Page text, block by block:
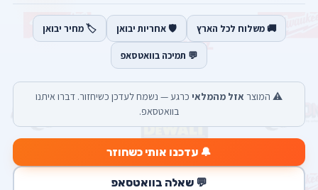
🚚 משלוח לכל הארץ 🛡️ אחריות יבואן 🏷️ מחיר יבואן
💬 תמיכה בוואטסאפ
⚠️ המוצר אזל מהמלאי כרגע — נשמח לעדכן כשיחזור. דברו איתנו
בוואטסאפ.
🔔 עדכנו אותי כשחוזר
💬 שאלה בוואטסאפ